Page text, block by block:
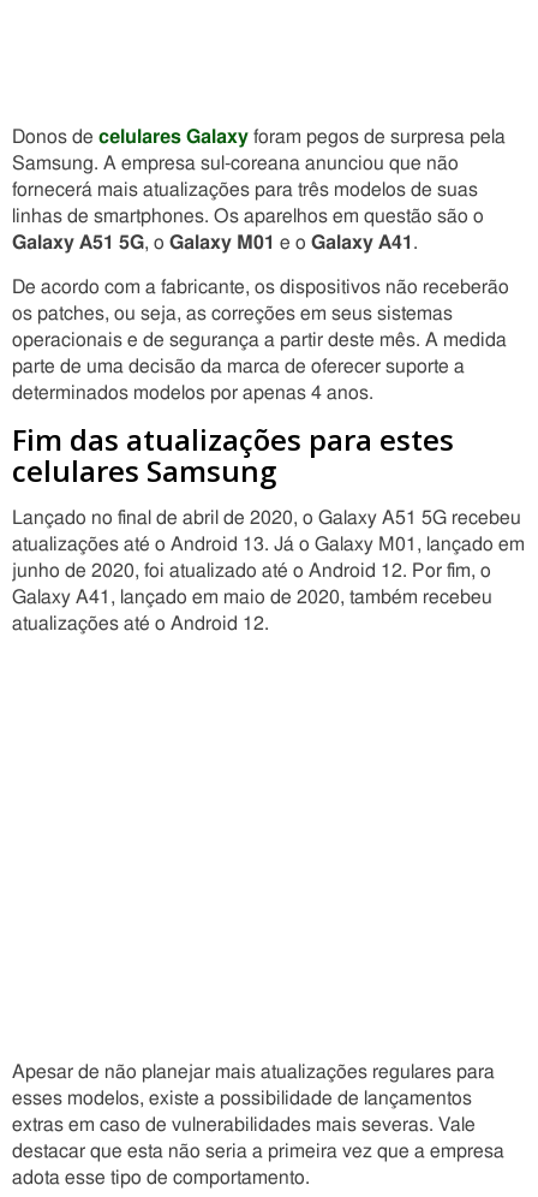
Donos de celulares Galaxy foram pegos de surpresa pela
Samsung. A empresa sul-coreana anunciou que não
fornecerá mais atualizações para três modelos de suas
linhas de smartphones. Os aparelhos em questão são o
Galaxy A51 5G, o Galaxy M01 e o Galaxy A41 .
De acordo com a fabricante, os dispositivos não receberão
os patches, ou seja, as correções em seus sistemas
operacionais e de segurança a partir deste mês. A medida
parte de uma decisão da marca de oferecer suporte a
determinados modelos por apenas 4 anos.
Fim das atualizações para estes
celulares Samsung
Lançado no final de abril de 2020, o Galaxy A51 5G recebeu
atualizações até o Android 13. Já o Galaxy M01, lançado em
junho de 2020, foi atualizado até o Android 12. Por fim, o
Galaxy A41, lançado em maio de 2020, também recebeu
atualizações até o Android 12.
Apesar de não planejar mais atualizações regulares para
esses modelos, existe a possibilidade de lançamentos
extras em caso de vulnerabilidades mais severas. Vale
destacar que esta não seria a primeira vez que a empresa
adota esse tipo de comportamento.